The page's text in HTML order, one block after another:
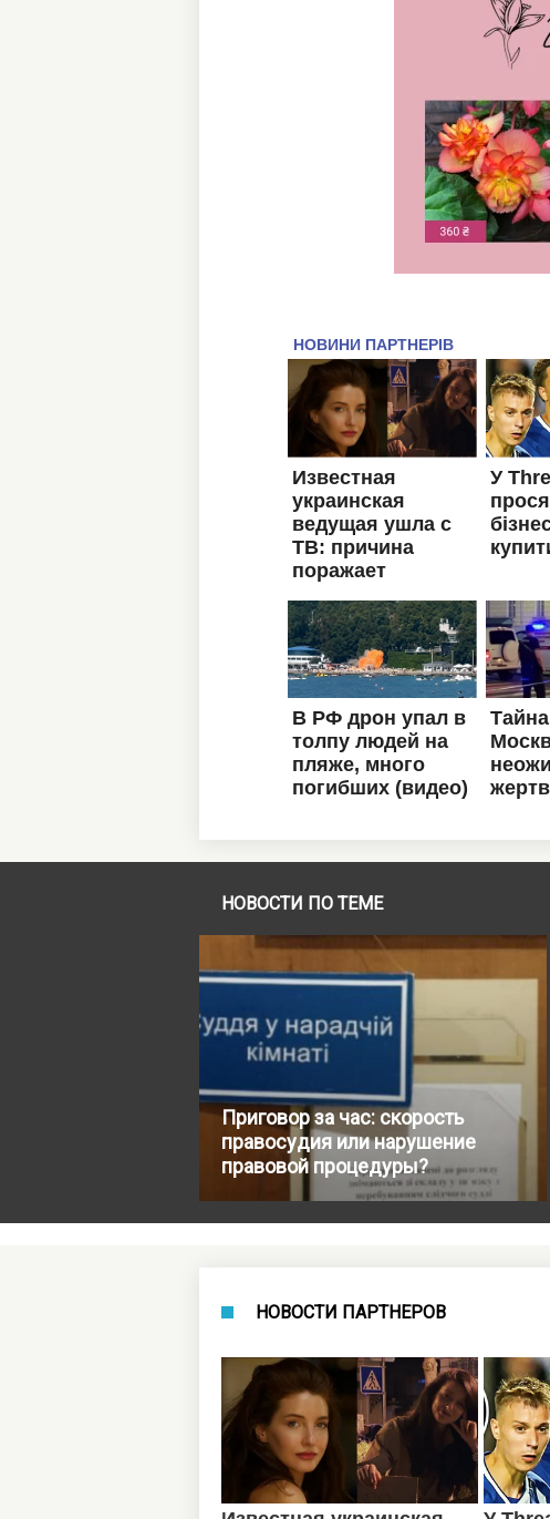
НОВОСТИ ПО ТЕМЕ
Приговор за час: скорость
правосудия или нарушение
правовой процедуры?
НОВОСТИ ПАРТНЕРОВ